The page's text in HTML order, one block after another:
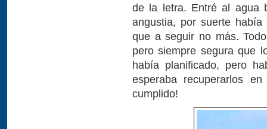
de la letra. Entré al agua
angustia, por suerte
que a seguir no más.
pero siempre segura que
había planificado, pero
esperaba recuperarlos
cumplido!